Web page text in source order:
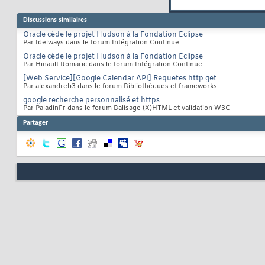
Discussions similaires
Oracle cède le projet Hudson à la Fondation Eclipse
Par Idelways dans le forum Intégration Continue
Oracle cède le projet Hudson à la Fondation Eclipse
Par Hinault Romaric dans le forum Intégration Continue
[Web Service][Google Calendar API] Requetes http get
Par alexandreb3 dans le forum Bibliothèques et frameworks
google recherche personnalisé et https
Par PaladinFr dans le forum Balisage (X)HTML et validation W3C
Partager